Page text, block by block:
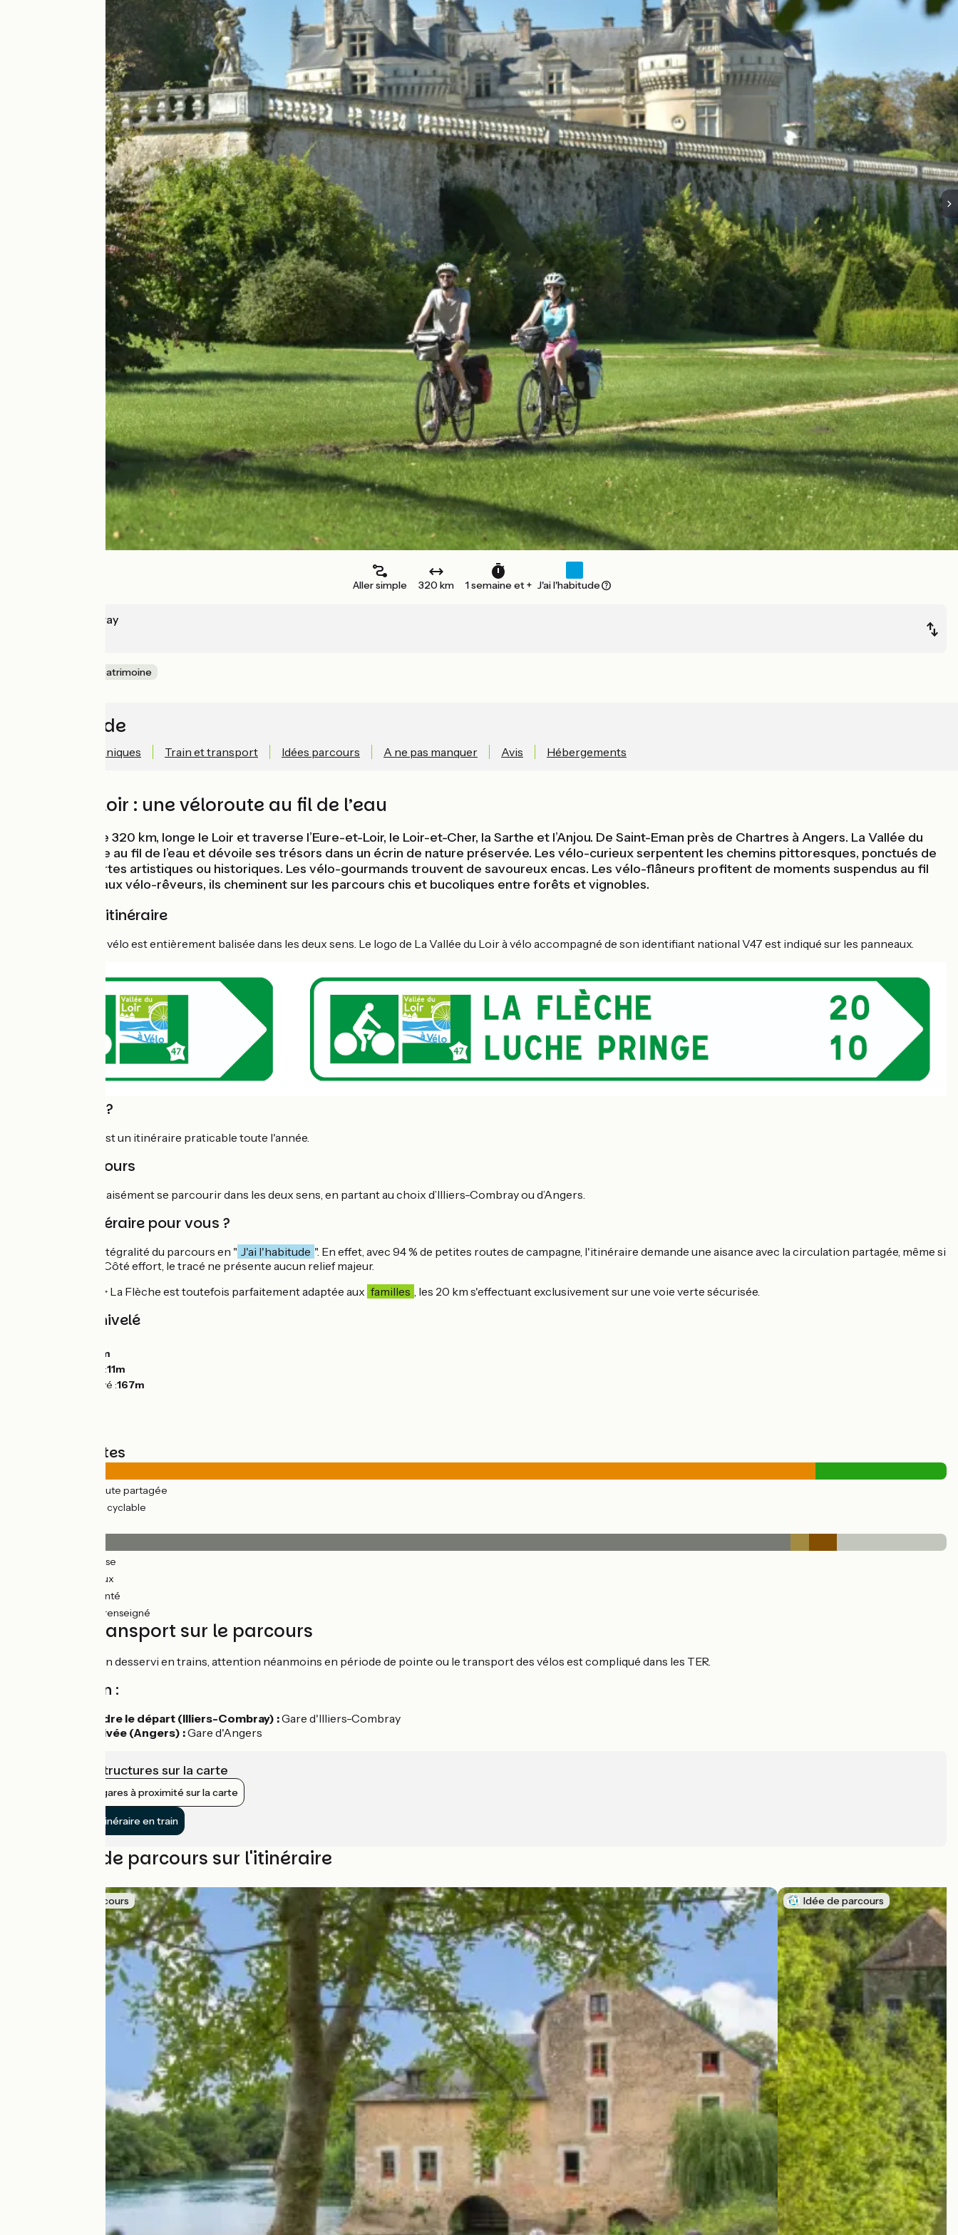
Aller simple 320 km 1 semaine et + J'ai l'habitude
Illiers-Combray
Nature & petit patrimoine
Accès rapide
Informations techniques Train et transport Idées parcours A ne pas manquer Avis Hébergements
Vallée du Loir : une véloroute au fil de l’eau
Cet itinéraire de 320 km, longe le Loir et traverse l’Eure-et-Loir, le Loir-et-Cher, la Sarthe et l’Anjou. De Saint-Eman près de Chartres à Angers. La Vallée du
Loir à vélo s’étire au fil de l’eau et dévoile ses trésors dans un écrin de nature préservée. Les vélo-curieux serpentent les chemins pittoresques, ponctués de
belles découvertes artistiques ou historiques. Les vélo-gourmands trouvent de savoureux encas. Les vélo-flâneurs profitent de moments suspendus au fil
de l’eau. Quant aux vélo-rêveurs, ils cheminent sur les parcours chis et bucoliques entre forêts et vignobles.
Balisage de l'itinéraire
La Vallée du Loir à vélo est entièrement balisée dans les deux sens. Le logo de La Vallée du Loir à vélo accompagné de son identifiant national V47 est indiqué sur les panneaux.
Quand partir ?
La Vallée du Loir est un itinéraire praticable toute l'année.
Sens du parcours
La véloroute peut aisément se parcourir dans les deux sens, en partant au choix d’Illiers-Combray ou d’Angers.
Est-ce un itinéraire pour vous ?
Nous classons l'intégralité du parcours en " J'ai l'habitude ". En effet, avec 94 % de petites routes de campagne, l'itinéraire demande une aisance avec la circulation partagée, même si
le trafic est faible. Côté effort, le tracé ne présente aucun relief majeur.
L'étape Le Lude < > La Flèche est toutefois parfaitement adaptée aux familles , les 20 km s'effectuant exclusivement sur une voie verte sécurisée.
Pentes et dénivelé
915m
Point le plus bas :11m
Point le plus élevé :167m
Types de routes
(86%) Route partagée
(14%) Voie cyclable
(85%) Lisse
(2%) Rugueux
(3%) Accidenté
(12%) Non renseigné
Trains et transport sur le parcours
L'itinéraire est bien desservi en trains, attention néanmoins en période de pointe ou le transport des vélos est compliqué dans les TER.
Accès en train :
Pour rejoindre le départ (Illiers-Combray) :Gare d'Illiers-Combray
Depuis l'arrivée (Angers) :Gare d'Angers
Voir les infrastructures sur la carte
Afficher les gares à proximité sur la carte
Rejoindre l’itinéraire en train
Nos idées de parcours sur l'itinéraire
Idée de parcours Idée de parcours